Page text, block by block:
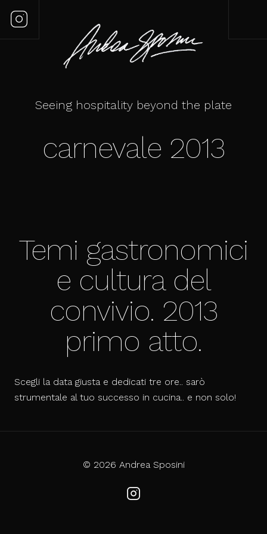
Seeing hospitality beyond the plate
carnevale 2013
Temi gastronomici
e cultura del
convivio. 2013
primo atto.
Scegli la data giusta e dedicati tre ore.. sarò
strumentale al tuo successo in cucina.. e non solo!
© 2026 Andrea Sposini